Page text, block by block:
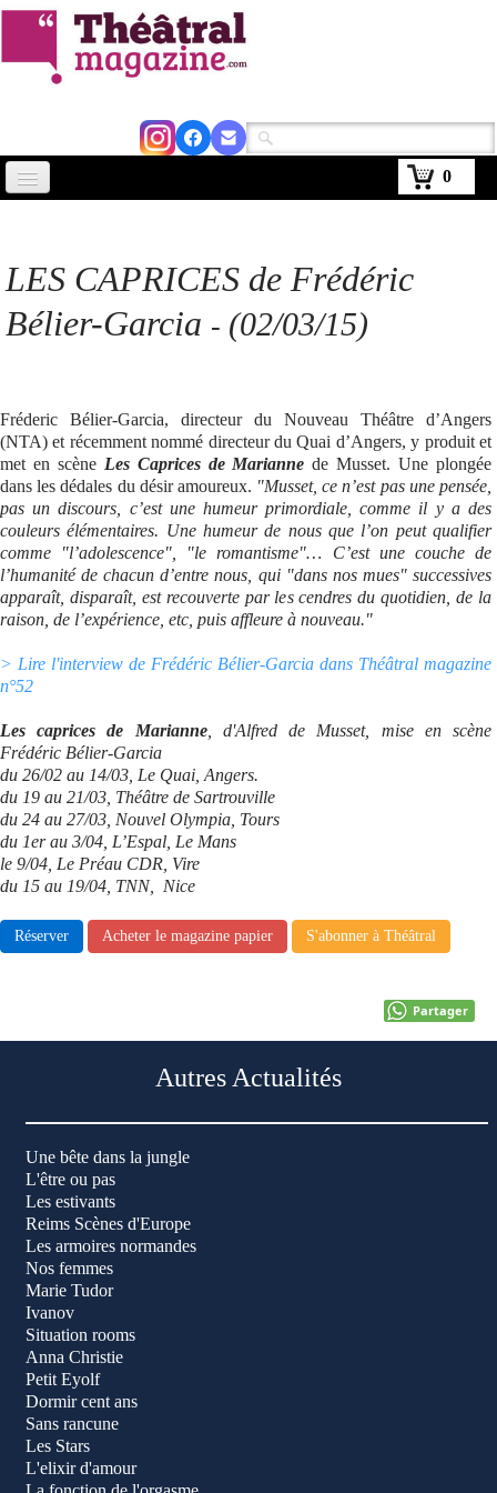
0
Kiosque
Abonnement▼
Se connecter
LES CAPRICES de Frédéric
Bélier-Garcia - (02/03/15)
Fréderic Bélier-Garcia, directeur du Nouveau Théâtre d’Angers
(NTA) et récemment nommé directeur du Quai d’Angers, y produit et
met en scène Les Caprices de Marianne de Musset. Une plongée
dans les dédales du désir amoureux. "Musset, ce n’est pas une pensée,
pas un discours, c’est une humeur primordiale, comme il y a des
couleurs élémentaires. Une humeur de nous que l’on peut qualifier
comme "l’adolescence", "le romantisme"… C’est une couche de
l’humanité de chacun d’entre nous, qui "dans nos mues" successives
apparaît, disparaît, est recouverte par les cendres du quotidien, de la
raison, de l’expérience, etc, puis affleure à nouveau."
> Lire l'interview de Frédéric Bélier-Garcia dans Théâtral magazine
n°52
Les caprices de Marianne, d'Alfred de Musset, mise en scène
Frédéric Bélier-Garcia
du 26/02 au 14/03, Le Quai, Angers.
du 19 au 21/03, Théâtre de Sartrouville
du 24 au 27/03, Nouvel Olympia, Tours
du 1er au 3/04, L’Espal, Le Mans
le 9/04, Le Préau CDR, Vire
du 15 au 19/04, TNN, Nice
Réserver Acheter le magazine papier S'abonner à Théâtral
Partager
Autres Actualités
Une bête dans la jungle
L'être ou pas
Les estivants
Reims Scènes d'Europe
Les armoires normandes
Nos femmes
Marie Tudor
Ivanov
Situation rooms
Anna Christie
Petit Eyolf
Dormir cent ans
Sans rancune
Les Stars
L'elixir d'amour